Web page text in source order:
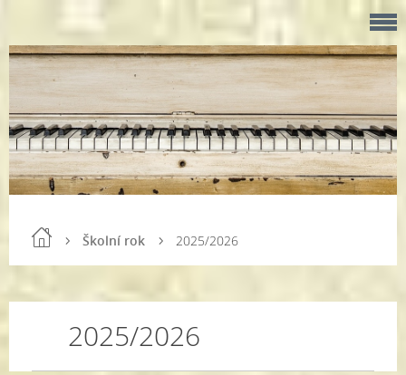
Školní rok 2025/2026
2025/2026